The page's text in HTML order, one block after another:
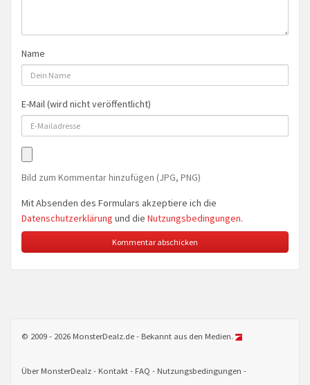
Name
E-Mail (wird nicht veröffentlicht)
Bild zum Kommentar hinzufügen (JPG, PNG)
Mit Absenden des Formulars akzeptiere ich die
Datenschutzerklärung und die Nutzungsbedingungen.
© 2009 - 2026 MonsterDealz.de - Bekannt aus den Medien.
Über MonsterDealz Kontakt FAQ Nutzungsbedingungen